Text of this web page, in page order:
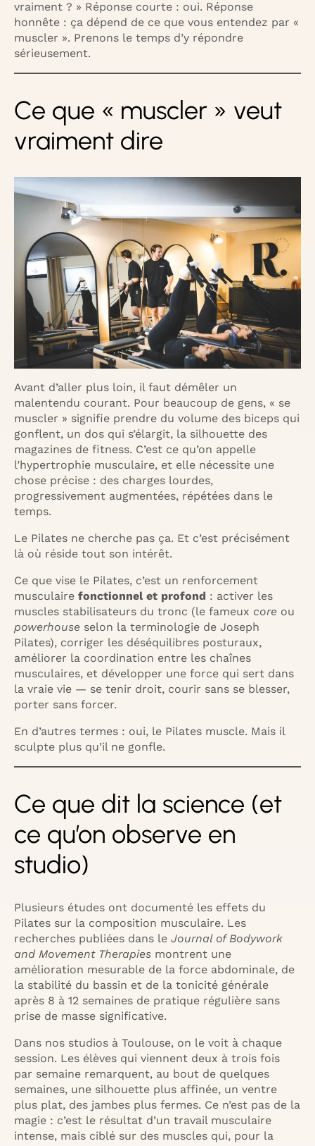
vraiment ? » Réponse courte : oui. Réponse
honnête : ça dépend de ce que vous entendez par «
muscler ». Prenons le temps d’y répondre
sérieusement.
Ce que « muscler » veut
vraiment dire
Avant d’aller plus loin, il faut démêler un
malentendu courant. Pour beaucoup de gens, « se
muscler » signifie prendre du volume des biceps qui
gonflent, un dos qui s’élargit, la silhouette des
magazines de fitness. C’est ce qu’on appelle
l’hypertrophie musculaire, et elle nécessite une
chose précise : des charges lourdes,
progressivement augmentées, répétées dans le
temps.
Le Pilates ne cherche pas ça. Et c’est précisément
là où réside tout son intérêt.
Ce que vise le Pilates, c’est un renforcement
musculaire fonctionnel et profond : activer les
muscles stabilisateurs du tronc (le fameux core ou
powerhouse selon la terminologie de Joseph
Pilates), corriger les déséquilibres posturaux,
améliorer la coordination entre les chaînes
musculaires, et développer une force qui sert dans
la vraie vie — se tenir droit, courir sans se blesser,
porter sans forcer.
En d’autres termes : oui, le Pilates muscle. Mais il
sculpte plus qu’il ne gonfle.
Ce que dit la science (et
ce qu’on observe en
studio)
Plusieurs études ont documenté les effets du
Pilates sur la composition musculaire. Les
recherches publiées dans le Journal of Bodywork
and Movement Therapies montrent une
amélioration mesurable de la force abdominale, de
la stabilité du bassin et de la tonicité générale
après 8 à 12 semaines de pratique régulière sans
prise de masse significative.
Dans nos studios à Toulouse, on le voit à chaque
session. Les élèves qui viennent deux à trois fois
par semaine remarquent, au bout de quelques
semaines, une silhouette plus affinée, un ventre
plus plat, des jambes plus fermes. Ce n’est pas de la
magie : c’est le résultat d’un travail musculaire
intense, mais ciblé sur des muscles qui, pour la